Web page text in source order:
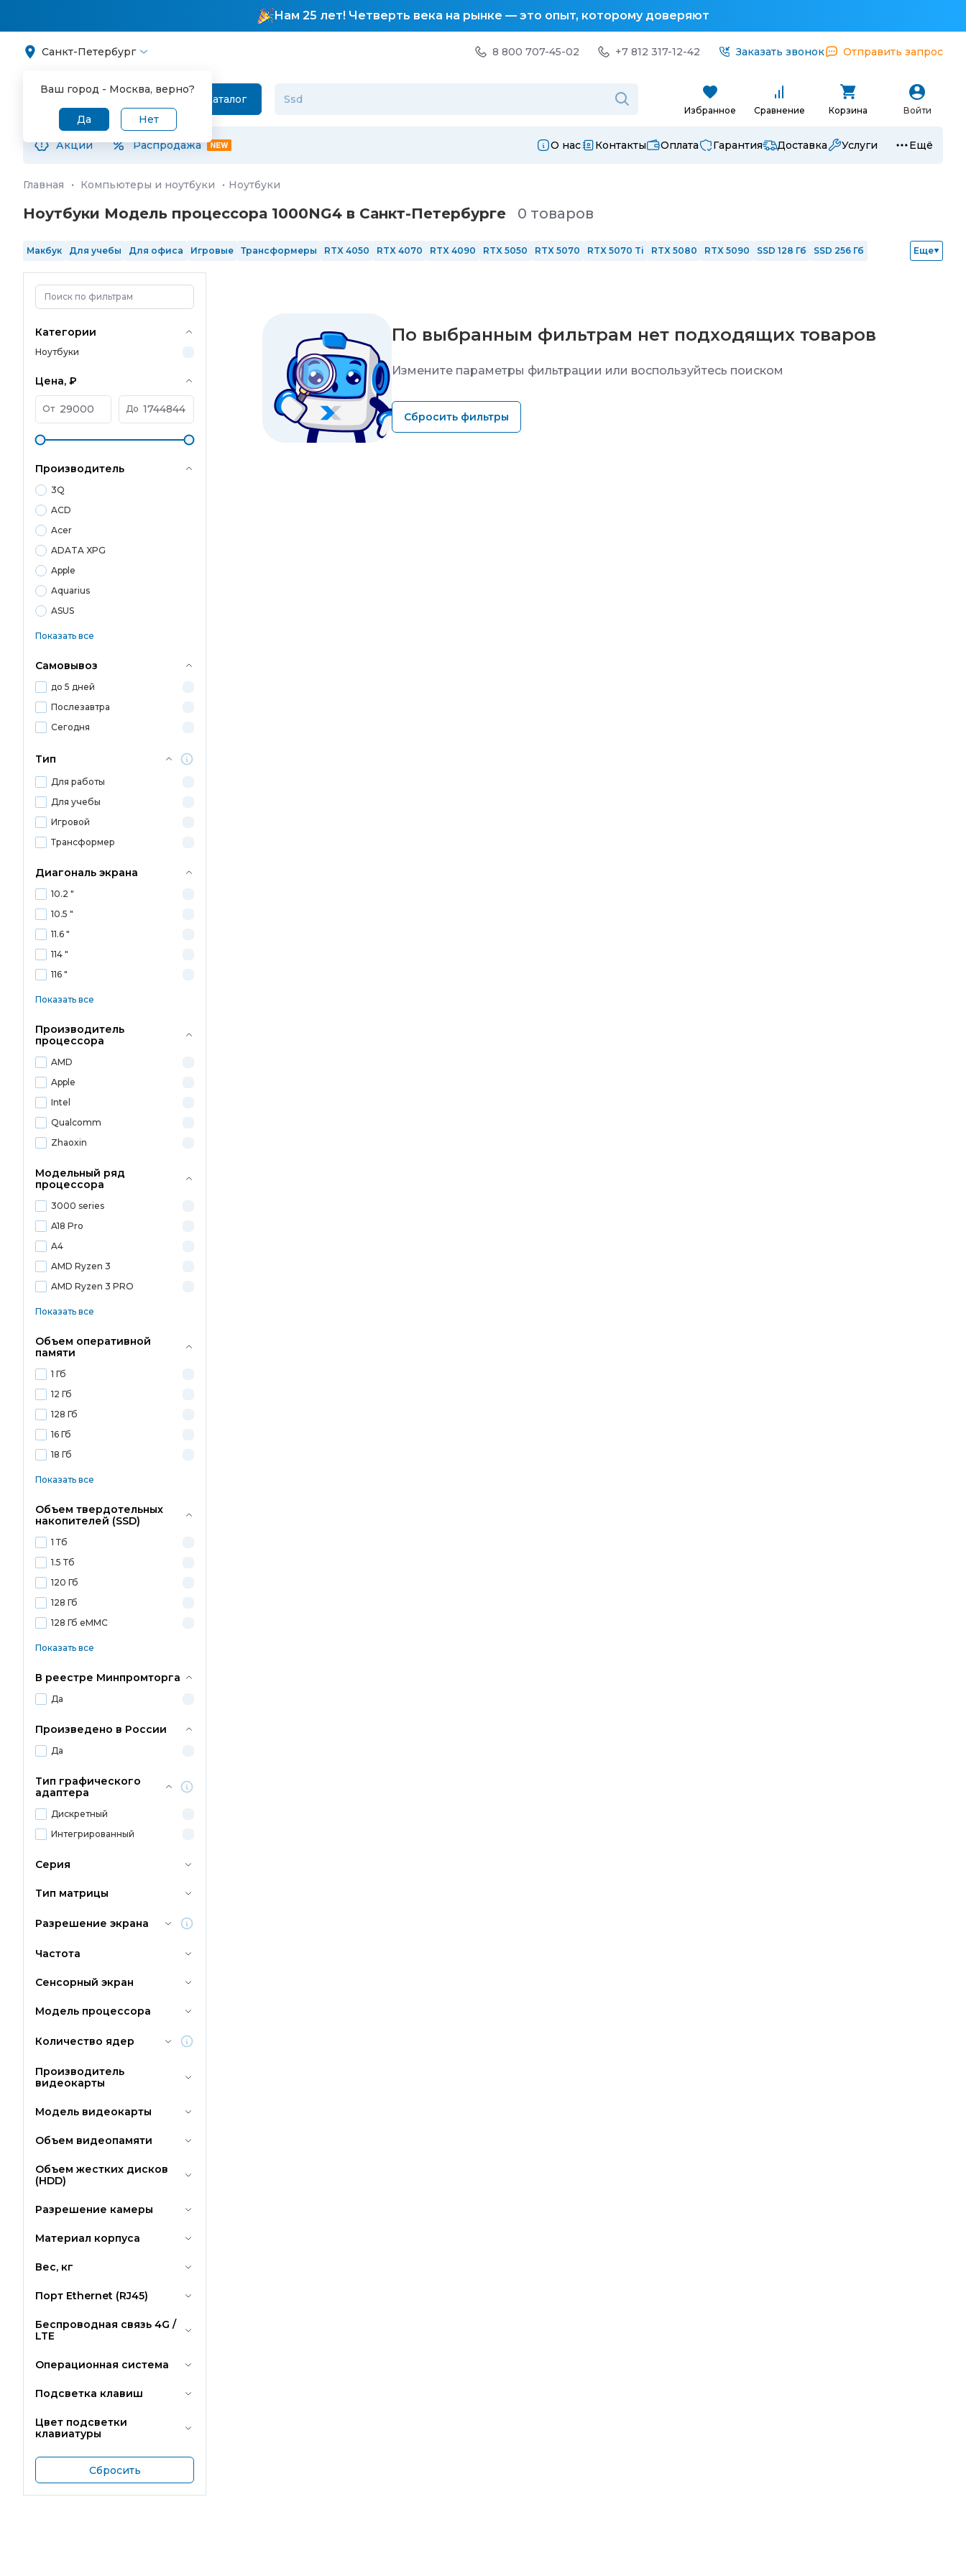
Нам 25 лет! Четверть века на рынке — это опыт, которому доверяют
Санкт-Петербург
Ваш город - Москва, верно?
Да Нет
8 800 707-45-02 +7 812 317-12-42 Заказать звонок Отправить запрос
Каталог
Избранное Сравнение Корзина Войти
Акции Распродажа О нас Контакты Оплата Гарантия Доставка Услуги Ещё
Главная · Компьютеры и ноутбуки · Ноутбуки
Ноутбуки Модель процессора 1000NG4 в Санкт-Петербургe 0 товаров
Макбук Для учебы Для офиса Игровые Трансформеры RTX 4050 RTX 4070 RTX 4090 RTX 5050 RTX 5070 RTX 5070 Ti RTX 5080 RTX 5090 SSD 128 Гб
SSD 256 Гб
SSD 512Гб
SSD 1 Тб SSD 2 Тб 13" 14"
Intel Core Ultra 5
RGB клавиш
в реестре Минпромторга
Еще
Категории
Ноутбуки
Цена, ₽
От До
Производитель
3Q
ACD
Acer
ADATA XPG
Apple
Aquarius
ASUS
Показать все
Самовывоз
до 5 дней
Послезавтра
Сегодня
Тип
Для работы
Для учебы
Игровой
Трансформер
Диагональ экрана
10.2 "
10.5 "
11.6 "
114 "
116 "
Показать все
Производитель
процессора
AMD
Apple
Intel
Qualcomm
Zhaoxin
Модельный ряд
процессора
3000 series
A18 Pro
A4
AMD Ryzen 3
AMD Ryzen 3 PRO
Показать все
Объем оперативной
памяти
1 Гб
12 Гб
128 Гб
16 Гб
18 Гб
Показать все
Объем твердотельных
накопителей (SSD)
1 Тб
1.5 Тб
120 Гб
128 Гб
128 Гб eMMC
Показать все
В реестре Минпромторга
Да
Произведено в России
Да
Тип графического
адаптера
Дискретный
Интегрированный
Серия
Тип матрицы
Разрешение экрана
Частота
Сенсорный экран
Модель процессора
Количество ядер
Производитель
видеокарты
Модель видеокарты
Объем видеопамяти
Объем жестких дисков
(HDD)
Разрешение камеры
Материал корпуса
Вес, кг
Порт Ethernet (RJ45)
Беспроводная связь 4G /
LTE
Операционная система
Подсветка клавиш
Цвет подсветки
клавиатуры
Сбросить
По выбранным фильтрам нет подходящих товаров
Измените параметры фильтрации или воспользуйтесь поиском
Сбросить фильтры